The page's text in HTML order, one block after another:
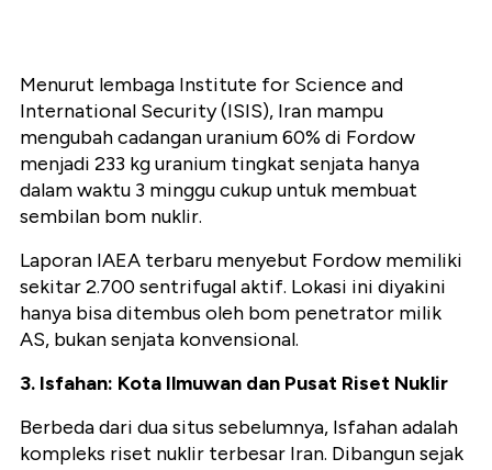
Menurut lembaga Institute for Science and
International Security (ISIS), Iran mampu
mengubah cadangan uranium 60% di Fordow
menjadi 233 kg uranium tingkat senjata hanya
dalam waktu 3 minggu cukup untuk membuat
sembilan bom nuklir.
Laporan IAEA terbaru menyebut Fordow memiliki
sekitar 2.700 sentrifugal aktif. Lokasi ini diyakini
hanya bisa ditembus oleh bom penetrator milik
AS, bukan senjata konvensional.
3. Isfahan: Kota Ilmuwan dan Pusat Riset Nuklir
Berbeda dari dua situs sebelumnya, Isfahanadalah
kompleks riset nuklir terbesar Iran. Dibangun sejak